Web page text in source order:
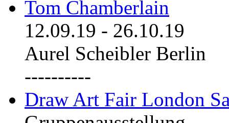
Tom Chamberlain
12.09.19 - 26.10.19
Aurel Scheibler Berlin
----------
Draw Art Fair London